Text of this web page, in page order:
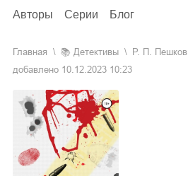
Авторы
Серии Блог
Главная 📚 детективы Р. П. Пешков
добавлено 10.12.2023 10:23